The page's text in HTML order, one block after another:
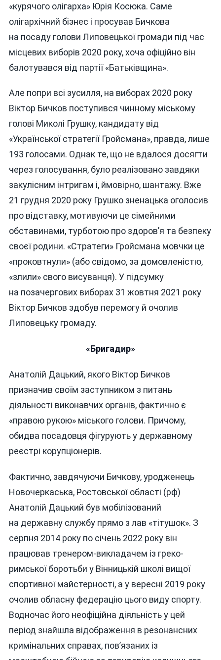
«курячого олігарха» Юрія Косюка. Саме
олігархічний бізнес і просував Бичкова
на посаду голови Липовецької громади під час
місцевих виборів 2020 року, хоча офіційно він
балотувався від партії «Батьківщина».
Але попри всі зусилля, на виборах 2020 року
Віктор Бичков поступився чинному міському
голові Миколі Грушку, кандидату від
«Української стратегії Гройсмана», правда, лише
193 голосами. Однак те, що не вдалося досягти
через голосування, було реалізовано завдяки
закулісним інтригам і, ймовірно, шантажу. Вже
21 грудня 2020 року Грушко зненацька оголосив
про відставку, мотивуючи це сімейними
обставинами, турботою про здоров’я та безпеку
своєї родини. «Стратеги» Гройсмана мовчки це
«проковтнули» (або свідомо, за домовленістю,
«злили» свого висуванця). У підсумку
на позачергових виборах 31 жовтня 2021 року
Віктор Бичков здобув перемогу й очолив
Липовецьку громаду.
«Бригадир»
Анатолій Дацький, якого Віктор Бичков
призначив своїм заступником з питань
діяльності виконавчих органів, фактично є
«правою рукою» міського голови. Причому,
обидва посадовця фігурують у державному
реєстрі корупціонерів.
Фактично, завдячуючи Бичкову, уродженець
Новочеркаська, Ростовської області (рф)
Анатолій Дацький був мобілізований
на державну службу прямо з лав «тітушок». З
серпня 2014 року по січень 2022 року він
працював тренером-викладачем із греко-
римської боротьби у Вінницькій школі вищої
спортивної майстерності, а у вересні 2019 року
очолив обласну федерацію цього виду спорту.
Водночас його неофіційна діяльність у цей
період знайшла відображення в резонансних
кримінальних справах, пов’язаних із